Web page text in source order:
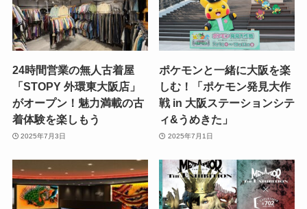
24時間営業の無人古着屋
「STOPY 外環東大阪店」
がオープン！魅力満載の古
着体験を楽しもう
2025年7月3日
ポケモンと一緒に大阪を楽
しむ！「ポケモン発見大作
戦 in 大阪ステーションシテ
ィ&うめきた」
2025年7月1日